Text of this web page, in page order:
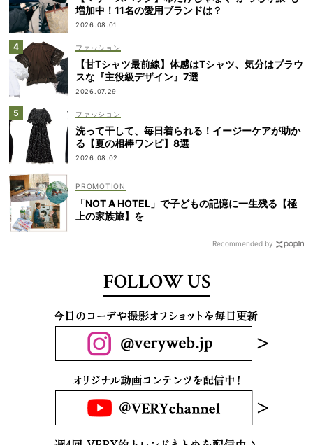
増加中！11名の愛用ブランドは？
2026.08.01
ファッション
【甘Tシャツ最前線】体感はTシャツ、気分はブラウ
スな『主役級デザイン』7選
2026.07.29
ファッション
洗って干して、毎日着られる！イージーケアが助か
る【夏の相棒ワンピ】8選
2026.08.02
「NOT A HOTEL」で子どもの記憶に一生残る【極
上の家族旅】を
Recommended by
FOLLOW US